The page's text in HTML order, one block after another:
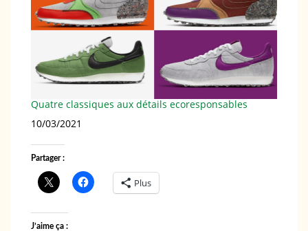
Quatre classiques aux détails ecoresponsables
Date
10/03/2021
Partager :
Plus
J’aime ça :